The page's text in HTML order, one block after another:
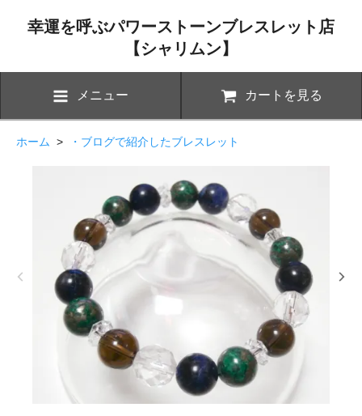
幸運を呼ぶパワーストーンブレスレット店
【シャリムン】
メニュー カートを見る
ホーム > ・ブログで紹介したブレスレット